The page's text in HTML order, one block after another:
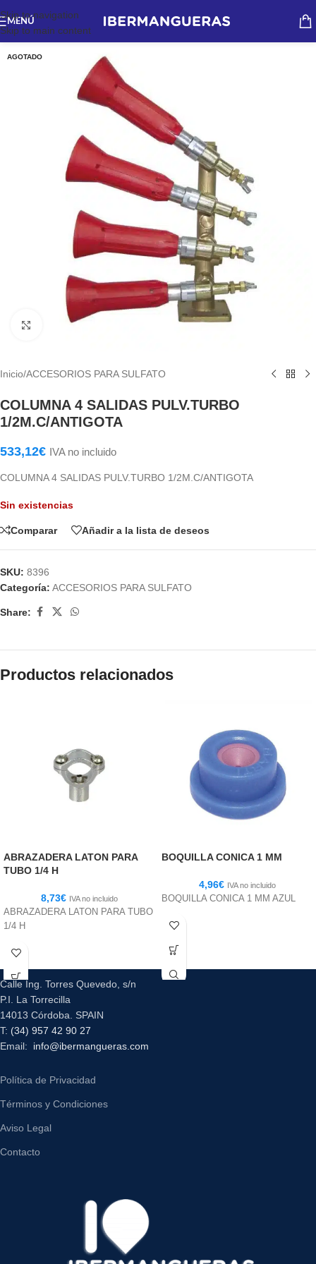
Skip to navigation
Skip to main content
MENÚ
AGOTADO
Haga Click para agrandar
Inicio/ACCESORIOS PARA SULFATO
COLUMNA 4 SALIDAS PULV.TURBO
1/2M.C/ANTIGOTA
533,12€ IVA no incluido
COLUMNA 4 SALIDAS PULV.TURBO 1/2M.C/ANTIGOTA
Sin existencias
Comparar Añadir a la lista de deseos
SKU: 8396
Categoría: ACCESORIOS PARA SULFATO
Share:
Productos relacionados
ABRAZADERA LATON PARA
TUBO 1/4 H
8,73€ IVA no incluido
ABRAZADERA LATON PARA TUBO
1/4 H
BOQUILLA CONICA 1 MM
4,96€ IVA no incluido
BOQUILLA CONICA 1 MM AZUL
Calle Ing. Torres Quevedo, s/n
P.I. La Torrecilla
14013 Córdoba. SPAIN
T: (34) 957 42 90 27
Email: info@ibermangueras.com
Política de Privacidad
Términos y Condiciones
Aviso Legal
Contacto